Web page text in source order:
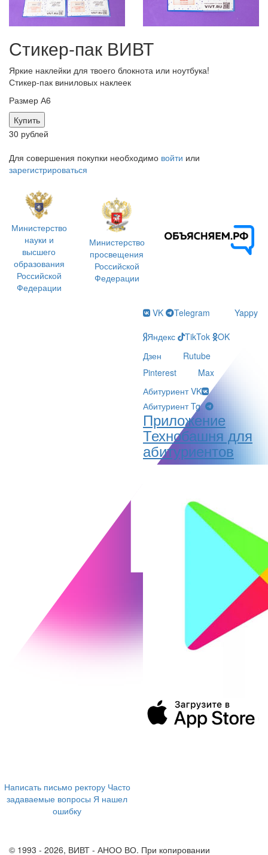
Стикер-пак ВИВТ
Яркие наклейки для твоего блокнота или ноутбука!
Стикер-пак виниловых наклеек
Размер А6
Купить
30 рублей
Для совершения покупки необходимо войти или
зарегистрироваться
Министерство
науки и
высшего
образования
Российской
Федерации
Министерство
просвещения
Российской
Федерации
Написать письмо ректору Часто
задаваемые вопросы Я нашел
ошибку
VK Telegram
Yappy
Яндекс
TikTok
OK
Дзен
Rutube
Pinterest
Max
Абитуриент VK
Абитуриент Tg
Приложение
Технобашня для
абитуриентов
© 1993 - 2026, ВИВТ - АНОО ВО. При копировании